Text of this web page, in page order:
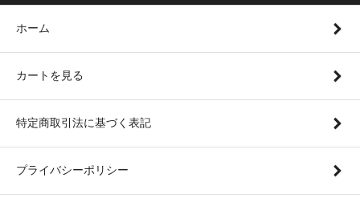
ホーム
カートを見る
特定商取引法に基づく表記
プライバシーポリシー